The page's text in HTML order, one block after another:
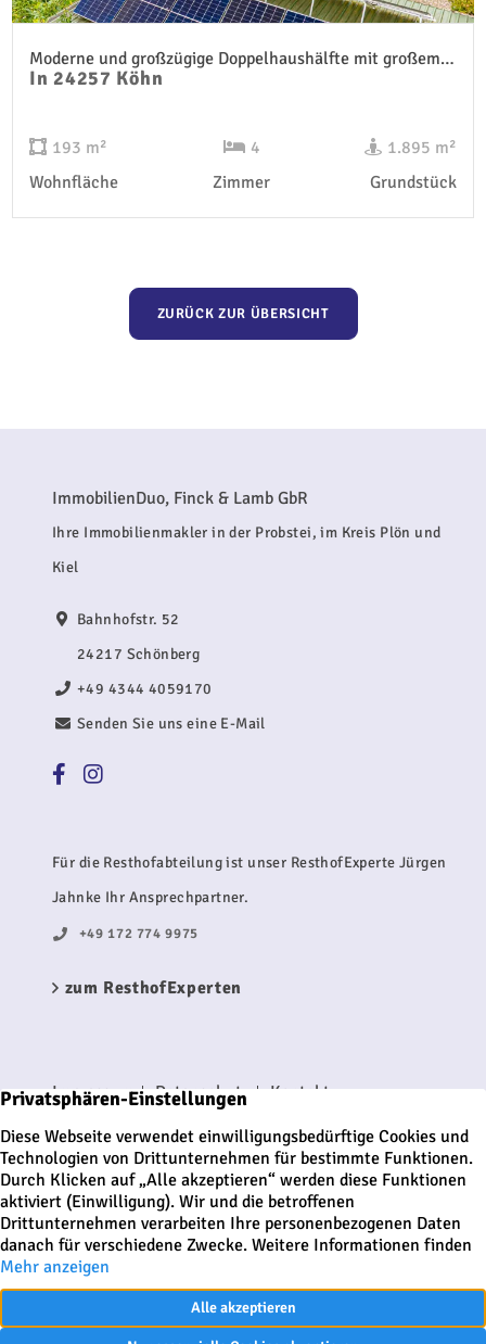
Moderne und großzügige Doppelhaushälfte mit großem Grundstück
In 24257 Köhn
193 m²
Wohnfläche
4
Zimmer
1.895 m²
Grundstück
ZURÜCK ZUR ÜBERSICHT
ImmobilienDuo, Finck & Lamb GbR
Ihre Immobilienmakler in der Probstei, im Kreis Plön und
Kiel
Bahnhofstr. 52
24217 Schönberg
+49 4344 4059170
Senden Sie uns eine E-Mail
Für die Resthofabteilung ist unser ResthofExperte Jürgen
Jahnke Ihr Ansprechpartner.
+49 172 774 9975
zum ResthofExperten
Impressum Datenschutz Kontakt